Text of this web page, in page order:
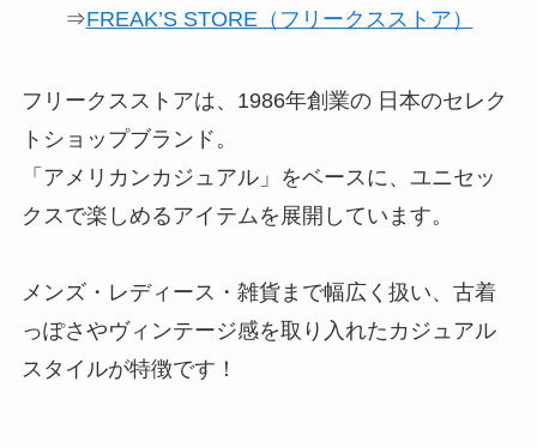
⇒FREAK’S STORE（フリークスストア）
フリークスストアは、1986年創業の 日本のセレク
トショップブランド。
「アメリカンカジュアル」をベースに、ユニセッ
クスで楽しめるアイテムを展開しています。
メンズ・レディース・雑貨まで幅広く扱い、古着
っぽさやヴィンテージ感を取り入れたカジュアル
スタイルが特徴です！